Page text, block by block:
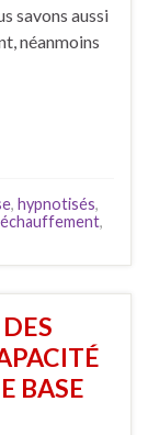
savons aussi
néanmoins
, hypnotisés,
,
BASE